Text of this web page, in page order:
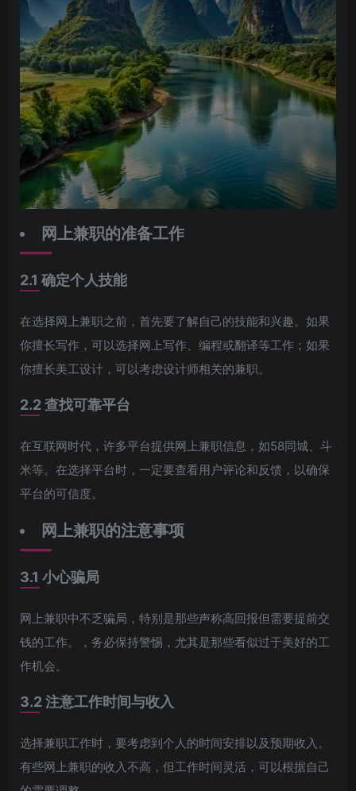
网上兼职的准备工作
2.1 确定个人技能
在选择网上兼职之前，首先要了解自己的技能和兴趣。如果
你擅长写作，可以选择网上写作、编程或翻译等工作；如果
你擅长美工设计，可以考虑设计师相关的兼职。
2.2 查找可靠平台
在互联网时代，许多平台提供网上兼职信息，如58同城、斗
米等。在选择平台时，一定要查看用户评论和反馈，以确保
平台的可信度。
网上兼职的注意事项
3.1 小心骗局
网上兼职中不乏骗局，特别是那些声称高回报但需要提前交
钱的工作。，务必保持警惕，尤其是那些看似过于美好的工
作机会。
3.2 注意工作时间与收入
选择兼职工作时，要考虑到个人的时间安排以及预期收入。
有些网上兼职的收入不高，但工作时间灵活，可以根据自己